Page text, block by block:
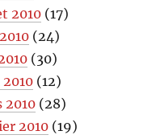
2010 (17)
(24)
(30)
(12)
2010 (28)
2010 (19)